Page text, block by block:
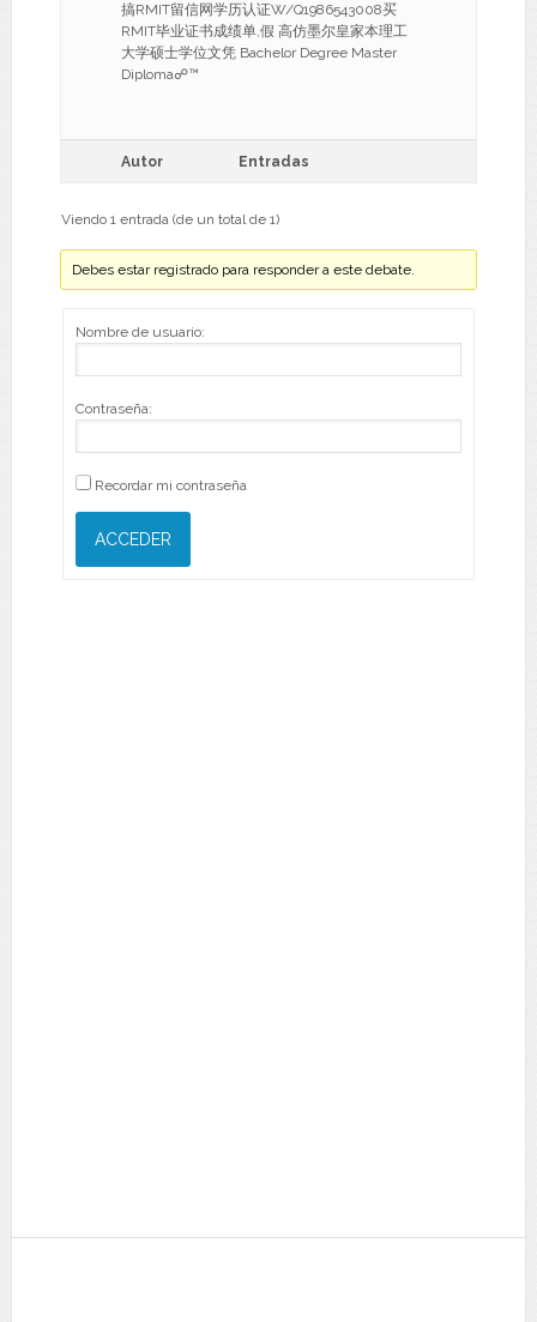
搞RMIT留信网学历认证W/Q1986543008买
RMIT毕业证书成绩单,假 高仿墨尔皇家本理工
大学硕士学位文凭 Bachelor Degree Master
Diploma☍™
Autor Entradas
Viendo 1 entrada (de un total de 1)
Debes estar registrado para responder a este debate.
Nombre de usuario:
Contraseña:
Recordar mi contraseña
ACCEDER